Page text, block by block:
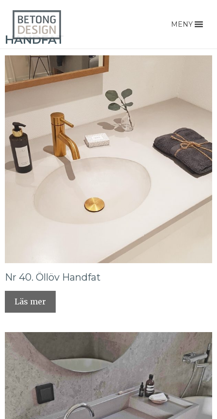
MENY
HANDFAT
Nr 40. Öllöv Handfat
Läs mer